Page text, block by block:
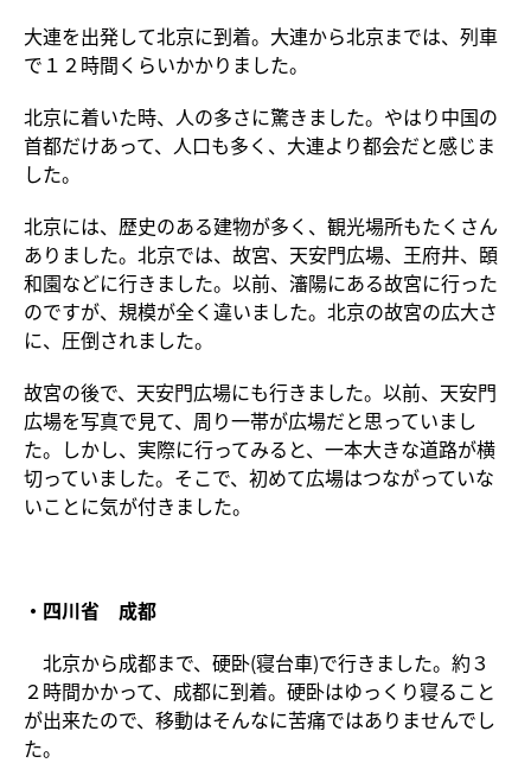
大連を出発して北京に到着。大連から北京までは、列車
で１２時間くらいかかりました。
北京に着いた時、人の多さに驚きました。やはり中国の
首都だけあって、人口も多く、大連より都会だと感じま
した。
北京には、歴史のある建物が多く、観光場所もたくさん
ありました。北京では、故宮、天安門広場、王府井、頣
和園などに行きました。以前、瀋陽にある故宮に行った
のですが、規模が全く違いました。北京の故宮の広大さ
に、圧倒されました。
故宮の後で、天安門広場にも行きました。以前、天安門
広場を写真で見て、周り一帯が広場だと思っていまし
た。しかし、実際に行ってみると、一本大きな道路が横
切っていました。そこで、初めて広場はつながっていな
いことに気が付きました。
・四川省 成都
北京から成都まで、硬卧(寝台車)で行きました。約３
２時間かかって、成都に到着。硬卧はゆっくり寝ること
が出来たので、移動はそんなに苦痛ではありませんでし
た。